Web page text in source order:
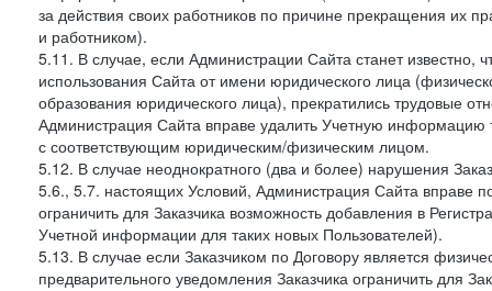
за действия своих работников по причине прекращения их
и работником).
5.11. В случае, если Администрации Сайта станет
использования Сайта от имени юридического лица
образования юридического лица), прекратились трудовые
Администрация Сайта вправе удалить Учетную информацию
с соответствующим юридическим/физическим лицом.
5.12. В случае неоднократного (два и более) нарушения
5.6., 5.7. настоящих Условий, Администрация Сайта вправе
ограничить для Заказчика возможность добавления в
Учетной информации для таких новых Пользователей).
5.13. В случае если Заказчиком по Договору является
предварительного уведомления Заказчика ограничить для